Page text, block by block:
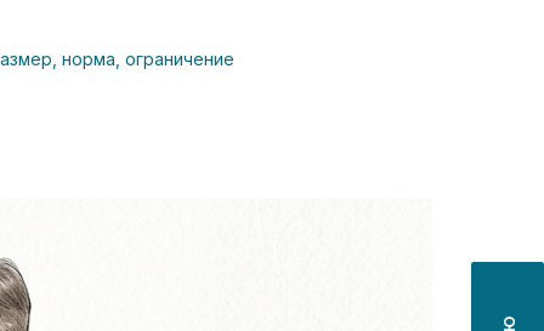
норма, ограничение